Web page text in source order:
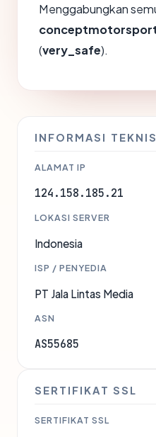
Menggabungkan
(very_safe).
INFORMASI TEKNIS
ALAMAT IP
124.158.185.21
LOKASI SERVER
Indonesia
ISP / PENYEDIA
PT Jala Lintas Media
ASN
AS55685
SERTIFIKAT SSL
SERTIFIKAT SSL